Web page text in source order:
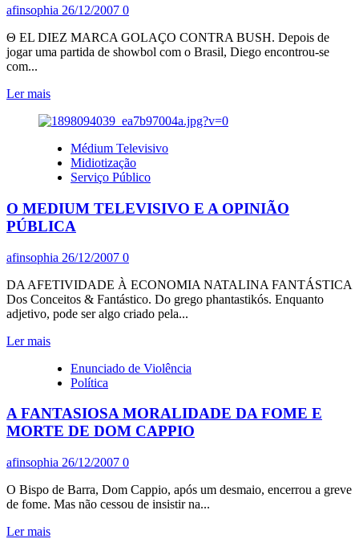
darling!
afinsophia 26/12/2007 0
Θ EL DIEZ MARCA GOLAÇO CONTRA BUSH. Depois de
jogar uma partida de showbol com o Brasil, Diego encontrou-se
com...
Ler maisLeia
sobre
CHAGÃO!
:::::
……….*
Médium Televisivo
Midiotização
Serviço Público
O MEDIUM TELEVISIVO E A OPINIÃO
PÚBLICA
afinsophia 26/12/2007 0
DA AFETIVIDADE À ECONOMIA NATALINA FANTÁSTICA
Dos Conceitos & Fantástico. Do grego phantastikós. Enquanto
adjetivo, pode ser algo criado pela...
Ler maisLeia
sobre
O
TELEVISIVO
E
A
OPINIÃO
PÚBLICA
Enunciado de Violência
Política
A FANTASIOSA MORALIDADE DA FOME E
MORTE DE DOM CAPPIO
afinsophia 26/12/2007 0
O Bispo de Barra, Dom Cappio, após um desmaio, encerrou a greve
de fome. Mas não cessou de insistir na...
Ler maisLeia